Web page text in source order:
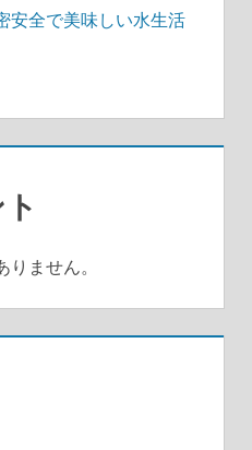
安全で美味しい水生活
ません。